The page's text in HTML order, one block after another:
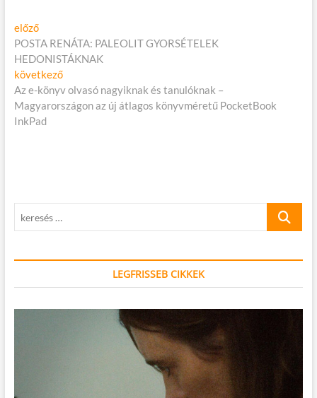
Bejegyzés
navigáció
előzőElőző
cikk:
POSTA RENÁTA: PALEOLIT GYORSÉTELEK
HEDONISTÁKNAK
következőKövetkező
cikk:
Az e-könyv olvasó nagyiknak és tanulóknak –
Magyarországon az új átlagos könyvméretű PocketBook
InkPad
keresés
LEGFRISSEB CIKKEK